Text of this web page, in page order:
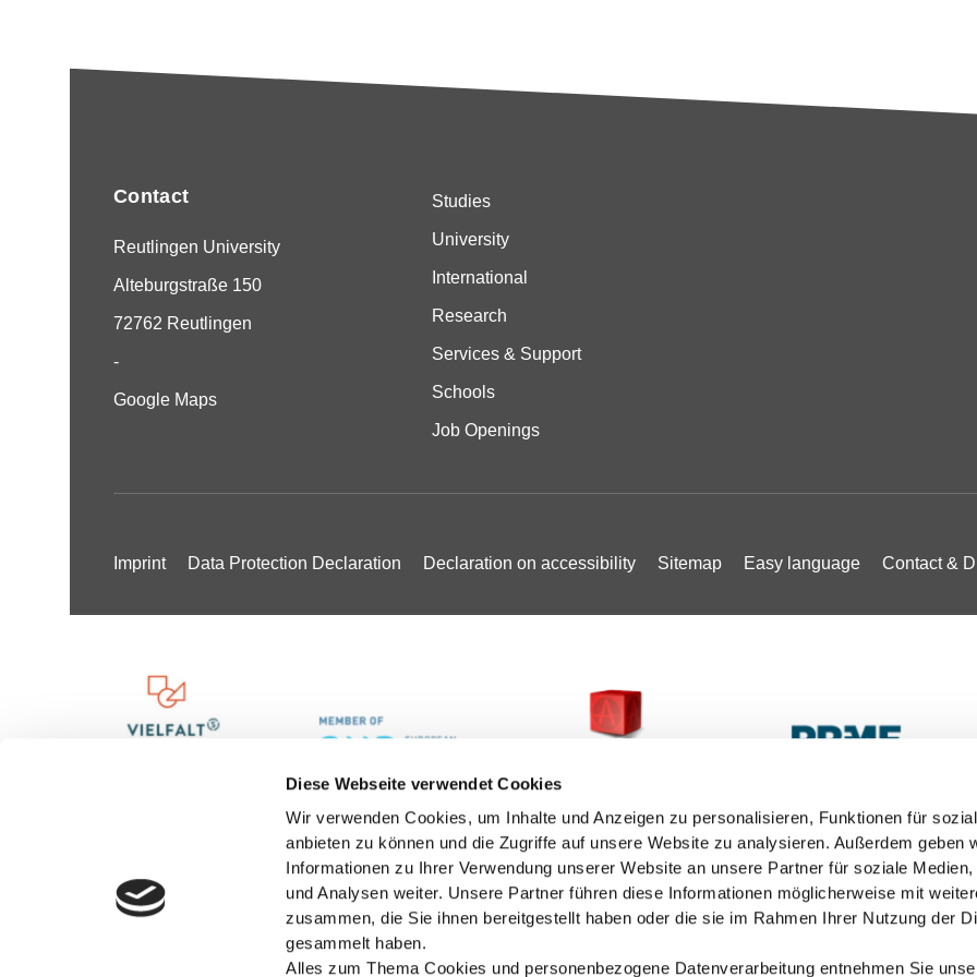
Diese Webseite verwendet Cookies
Wir verwenden Cookies, um Inhalte und Anzeigen zu personalisieren, Funktionen für
anbieten zu können und die Zugriffe auf unsere Website zu analysieren. Außerdem geben
Informationen zu Ihrer Verwendung unserer Website an unsere Partner für soziale Medien,
und Analysen weiter. Unsere Partner führen diese Informationen möglicherweise mit
zusammen, die Sie ihnen bereitgestellt haben oder die sie im Rahmen Ihrer Nutzung der
gesammelt haben.
Alles zum Thema Cookies und personenbezogene Datenverarbeitung entnehmen Sie
Contact
Reutlingen University
Alteburgstraße 150
72762 Reutlingen
-
Google Maps
Studies
University
International
Research
Services & Support
Schools
Job Openings
Imprint Data Protection Declaration Declaration on accessibility Sitemap Easy language Contact &